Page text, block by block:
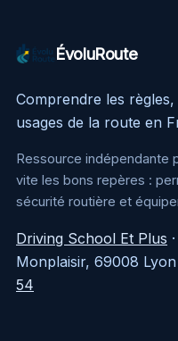
ÉvoluRoute
Comprendre les
usages de la route en
Ressource indépendante
vite les bons repères :
sécurité routière et
Driving School Et Plus ·
Monplaisir, 69008 Lyon
54